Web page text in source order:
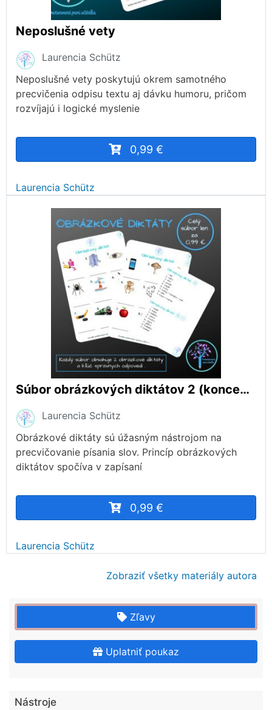
Neposlušné vety
Laurencia Schütz
Neposlušné vety poskytujú okrem samotného
precvičenia odpisu textu aj dávku humoru, pričom
rozvíjajú i logické myslenie
0,99 €
Laurencia Schütz
Súbor obrázkových diktátov 2 (koncepcia HUPS)
Laurencia Schütz
Obrázkové diktáty sú úžasným nástrojom na
precvičovanie písania slov. Princíp obrázkových
diktátov spočíva v zapísaní
0,99 €
Laurencia Schütz
Zobraziť všetky materiály autora
Zľavy
Uplatniť poukaz
Nástroje